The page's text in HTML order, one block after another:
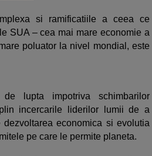
si ramificatiile a ceea ce
SUA – cea mai mare economie a
poluator la nivel mondial, este
lupta impotriva schimbarilor
incercarile liderilor lumii de a
economica si evolutia
pe care le permite planeta.